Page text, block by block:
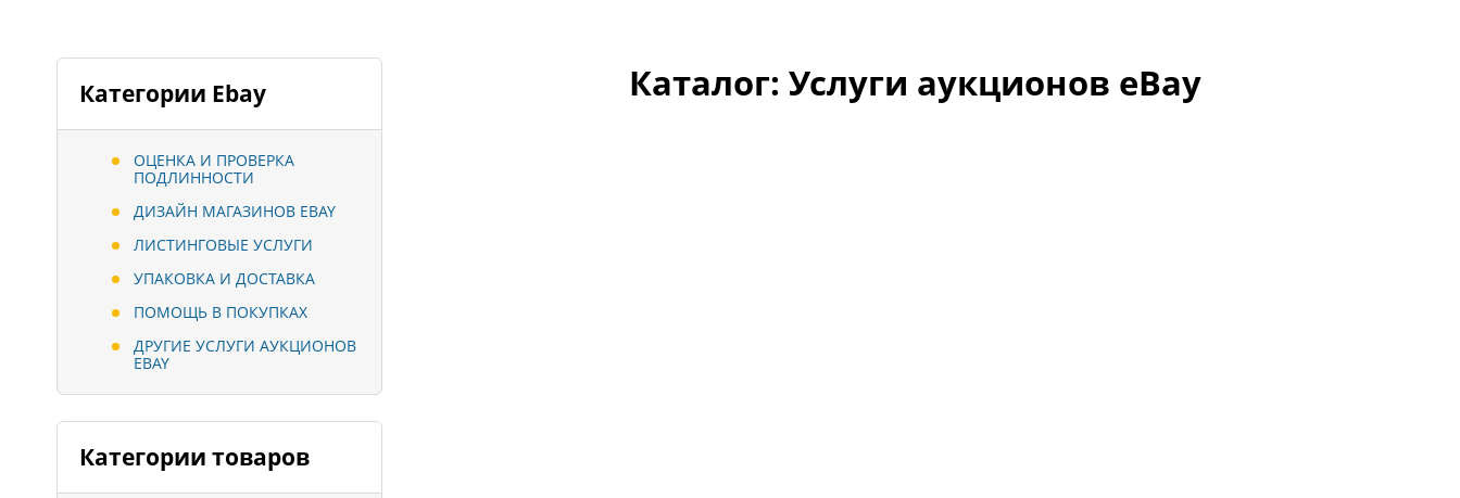
Категории Ebay
ОЦЕНКА И ПРОВЕРКА
ПОДЛИННОСТИ
ДИЗАЙН МАГАЗИНОВ EBAY
ЛИСТИНГОВЫЕ УСЛУГИ
УПАКОВКА И ДОСТАВКА
ПОМОЩЬ В ПОКУПКАХ
ДРУГИЕ УСЛУГИ АУКЦИОНОВ
EBAY
Категории товаров
Каталог: Услуги аукционов eBay